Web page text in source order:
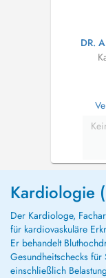
DR.
Kardiologie
Der Kardiologe,
für kardiovaskuläre
Er behandelt
Gesundheitschecks
einschließlich